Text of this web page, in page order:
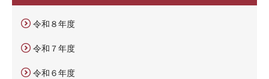
令和８年度
令和７年度
令和６年度